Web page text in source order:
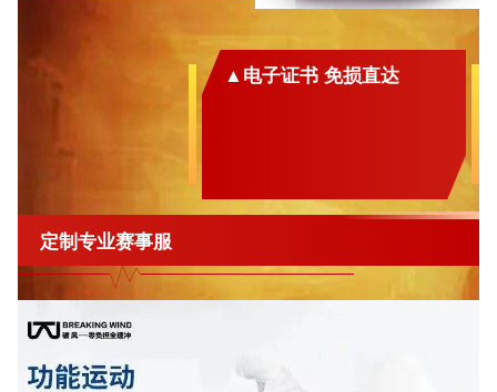
▲电子证书 免损直达
定制专业赛事服